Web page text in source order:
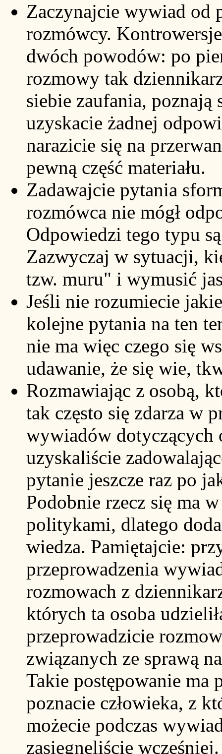
Zaczynajcie wywiad od
rozmówcy.
dwóch powodów: po
rozmowy tak
siebie zaufania,
uzyskacie żadnej
narazicie się na
pewną część materiału.
Zadawajcie pytania
rozmówca nie mógł
Odpowiedzi tego typu
Zazwyczaj w sytuacji,
tzw. muru" i wymusić
Jeśli nie rozumiecie
kolejne pytania na ten
nie ma więc czego się
udawanie, że się wie,
Rozmawiając z osobą,
tak często się zdarza w
wywiadów dotyczących
uzyskaliście
pytanie jeszcze raz po
Podobnie rzecz się ma
politykami, dlatego
wiedza. Pamiętajcie:
przeprowadzenia
rozmowach z
których ta osoba
przeprowadzicie
związanych ze sprawą
Takie postępowanie
poznacie człowieka, z
możecie podczas
zasięgnęliście